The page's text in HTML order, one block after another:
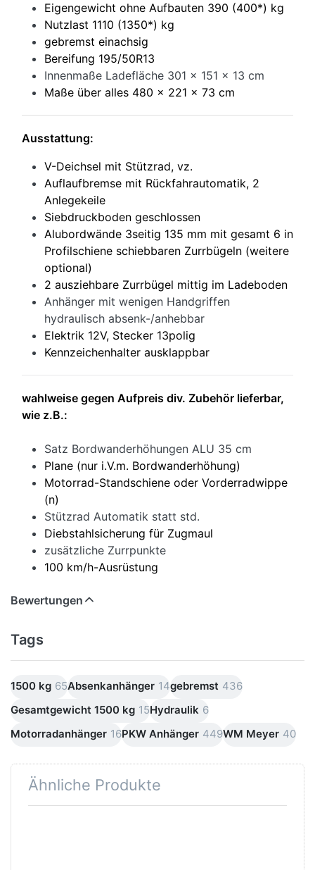
Eigengewicht ohne Aufbauten 390 (400*) kg
Nutzlast 1110 (1350*) kg
gebremst einachsig
Bereifung 195/50R13
Innenmaße Ladefläche 301 x 151 x 13 cm
Maße über alles 480 x 221 x 73 cm
Ausstattung:
V-Deichsel mit Stützrad, vz.
Auflaufbremse mit Rückfahrautomatik, 2
Anlegekeile
Siebdruckboden geschlossen
Alubordwände 3seitig 135 mm mit gesamt 6 in
Profilschiene schiebbaren Zurrbügeln (weitere
optional)
2 ausziehbare Zurrbügel mittig im Ladeboden
Anhänger mit wenigen Handgriffen
hydraulisch absenk-/anhebbar
Elektrik 12V, Stecker 13polig
Kennzeichenhalter ausklappbar
wahlweise gegen Aufpreis div. Zubehör lieferbar,
wie z.B.:
Satz Bordwanderhöhungen ALU 35 cm
Plane (nur i.V.m. Bordwanderhöhung)
Motorrad-Standschiene oder Vorderradwippe
(n)
Stützrad Automatik statt std.
Diebstahlsicherung für Zugmaul
zusätzliche Zurrpunkte
100 km/h-Ausrüstung
Bewertungen
Tags
1500 kg 65Absenkanhänger 14gebremst 436
Gesamtgewicht 1500 kg 15Hydraulik 6
Motorradanhänger 16PKW Anhänger 449WM Meyer 40
Ähnliche Produkte